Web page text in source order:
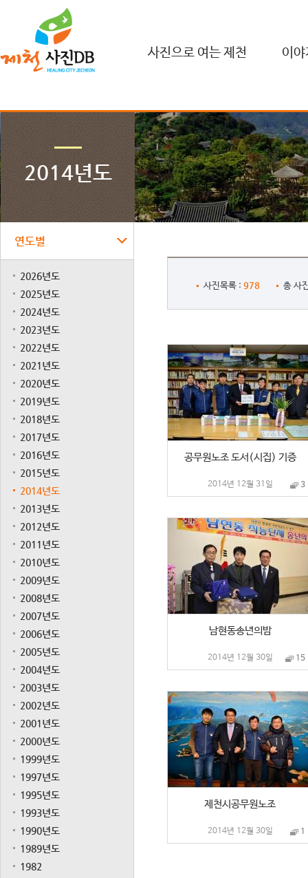
사진으로 여는 제천 이
2014년도
연도별
2026년도
2025년도
2024년도
2023년도
2022년도
2021년도
2020년도
2019년도
2018년도
2017년도
2016년도
2015년도
2014년도
2013년도
2012년도
2011년도
2010년도
2009년도
2008년도
2007년도
2006년도
2005년도
2004년도
2003년도
2002년도
2001년도
2000년도
1999년도
1997년도
1995년도
1993년도
1990년도
1989년도
1982
사진목록 : 978 총 사
공무원노조 도서(시집) 기증
2014년 12월 31일 3
남현동송년의밤
2014년 12월 30일 15
제천시공무원노조
2014년 12월 30일 1